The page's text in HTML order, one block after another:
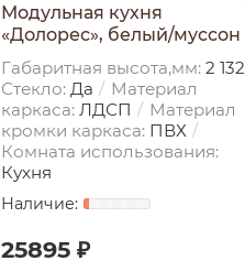
Модульная кухня
«Долорес», белый/муссон
Габаритная высота,мм: 2 132
Стекло: Да
Материал
каркаса: ЛДСП
Материал
кромки каркаса: ПВХ
Комната использования:
Кухня
25895 ₽